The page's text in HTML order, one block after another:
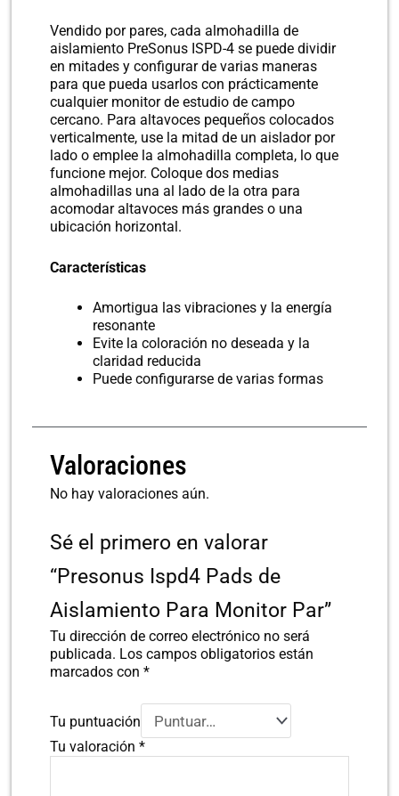
Vendido por pares, cada almohadilla de
aislamiento PreSonus ISPD-4 se puede dividir
en mitades y configurar de varias maneras
para que pueda usarlos con prácticamente
cualquier monitor de estudio de campo
cercano. Para altavoces pequeños colocados
verticalmente, use la mitad de un aislador por
lado o emplee la almohadilla completa, lo que
funcione mejor. Coloque dos medias
almohadillas una al lado de la otra para
acomodar altavoces más grandes o una
ubicación horizontal.
Características
Amortigua las vibraciones y la energía
resonante
Evite la coloración no deseada y la
claridad reducida
Puede configurarse de varias formas
Valoraciones
No hay valoraciones aún.
Sé el primero en valorar
“Presonus Ispd4 Pads de
Aislamiento Para Monitor Par”
Tu dirección de correo electrónico no será
publicada. Los campos obligatorios están
marcados con*
Tu puntuación
Tu valoración*